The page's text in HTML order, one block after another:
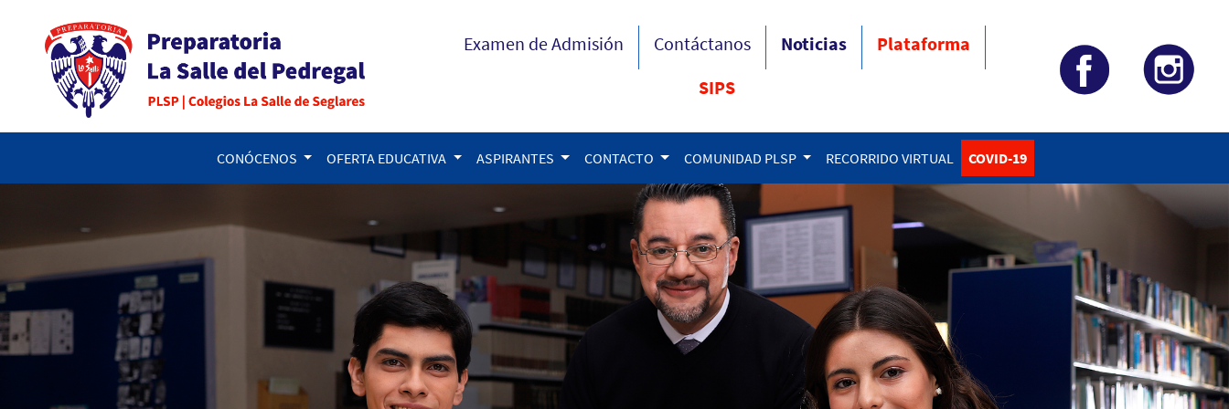
Examen de Admisión Contáctanos Noticias
Plataforma
SIPS
CONÓCENOS OFERTA EDUCATIVA ASPIRANTES CONTACTO COMUNIDAD PLSP RECORRIDO VIRTUAL COVID-19